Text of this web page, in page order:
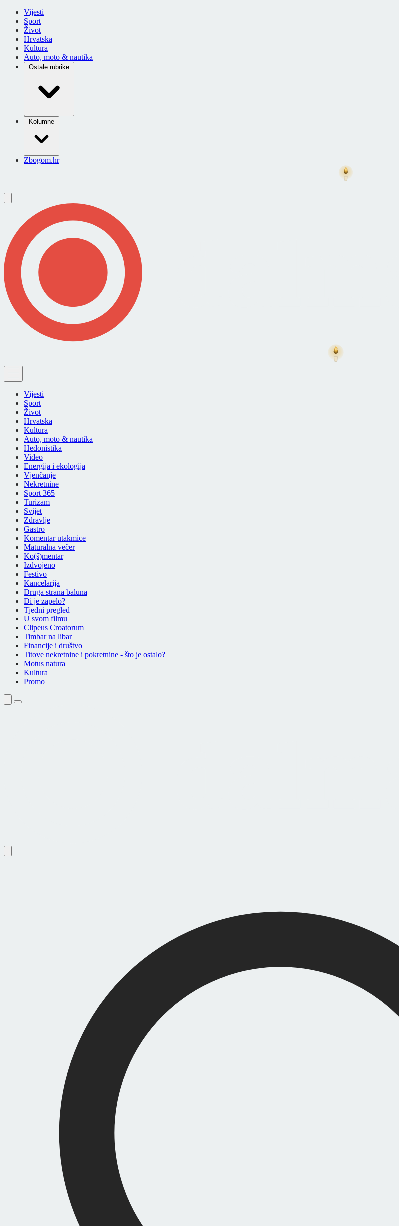
Vijesti
Sport
Život
Hrvatska
Kultura
Auto, moto & nautika
Ostale rubrike
Kolumne
Zbogom.hr
Vijesti
Sport
Život
Hrvatska
Kultura
Auto, moto & nautika
Hedonistika
Video
Energija i ekologija
Vjenčanje
Nekretnine
Sport 365
Turizam
Svijet
Zdravlje
Gastro
Komentar utakmice
Maturalna večer
Ko(š)mentar
Izdvojeno
Festivo
Kancelarija
Druga strana baluna
Di je zapelo?
Tjedni pregled
U svom filmu
Clipeus Croatorum
Timbar na libar
Financije i društvo
Titove nekretnine i pokretnine - što je ostalo?
Motus natura
Kultura
Promo